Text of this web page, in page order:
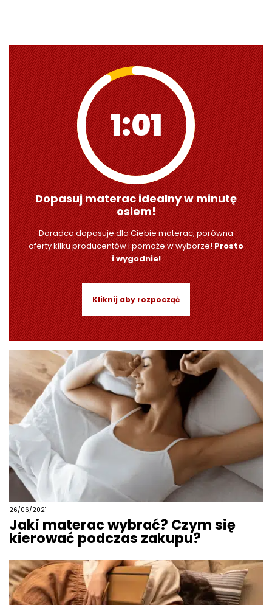
1:00
Dopasuj materac idealny w minutę
osiem!
Doradca dopasuje dla Ciebie materac, porówna
oferty kilku producentów i pomoże w wyborze!Prosto
i wygodnie!
Kliknij aby rozpocząć
26/06/2021
Jaki materac wybrać? Czym się
kierować podczas zakupu?